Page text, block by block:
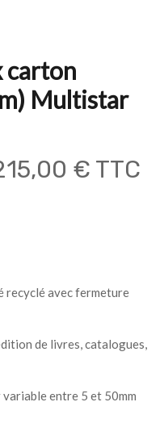
carton
Multistar
€ TTC
recyclé avec fermeture
de livres, catalogues,
entre 5 et 50mm